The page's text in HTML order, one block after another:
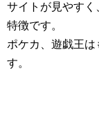
サイトが見やす
特徴です。
ポケカ、遊戯王
す。